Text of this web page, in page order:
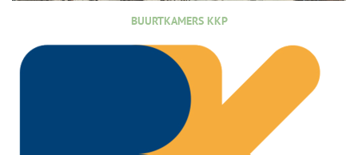
BUURTKAMERS KKP